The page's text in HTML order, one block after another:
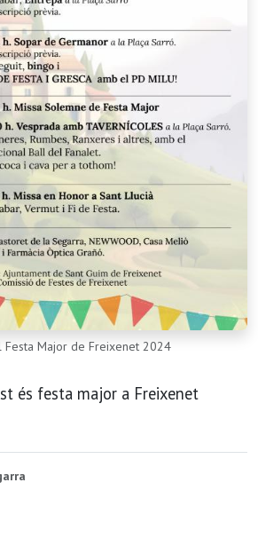
Major de Freixenet 2024
és festa major a Freixenet